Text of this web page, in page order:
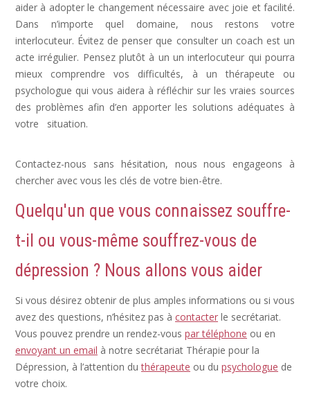
aider à adopter le changement nécessaire avec joie et facilité.
Dans n’importe quel domaine, nous restons votre
interlocuteur. Évitez de penser que consulter un coach est un
acte irrégulier. Pensez plutôt à un un interlocuteur qui pourra
mieux comprendre vos difficultés, à un thérapeute ou
psychologue qui vous aidera à réfléchir sur les vraies sources
des problèmes afin d’en apporter les solutions adéquates à
votre situation.
Contactez-nous sans hésitation, nous nous engageons à
chercher avec vous les clés de votre bien-être.
Quelqu'un que vous connaissez souffre-
t-il ou vous-même souffrez-vous de
dépression ? Nous allons vous aider
Si vous désirez obtenir de plus amples informations ou si vous
avez des questions, n’hésitez pas à contacter le secrétariat.
Vous pouvez prendre un rendez-vous par téléphone ou en
envoyant un email à notre secrétariat Thérapie pour la
Dépression, à l’attention duthérapeute ou du psychologue de
votre choix.